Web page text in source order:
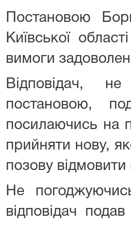
Постановою
Київської
вимоги
Відповідач,
постановою,
посилаючись на
прийняти нову,
позову відмовити
Не
відповідач